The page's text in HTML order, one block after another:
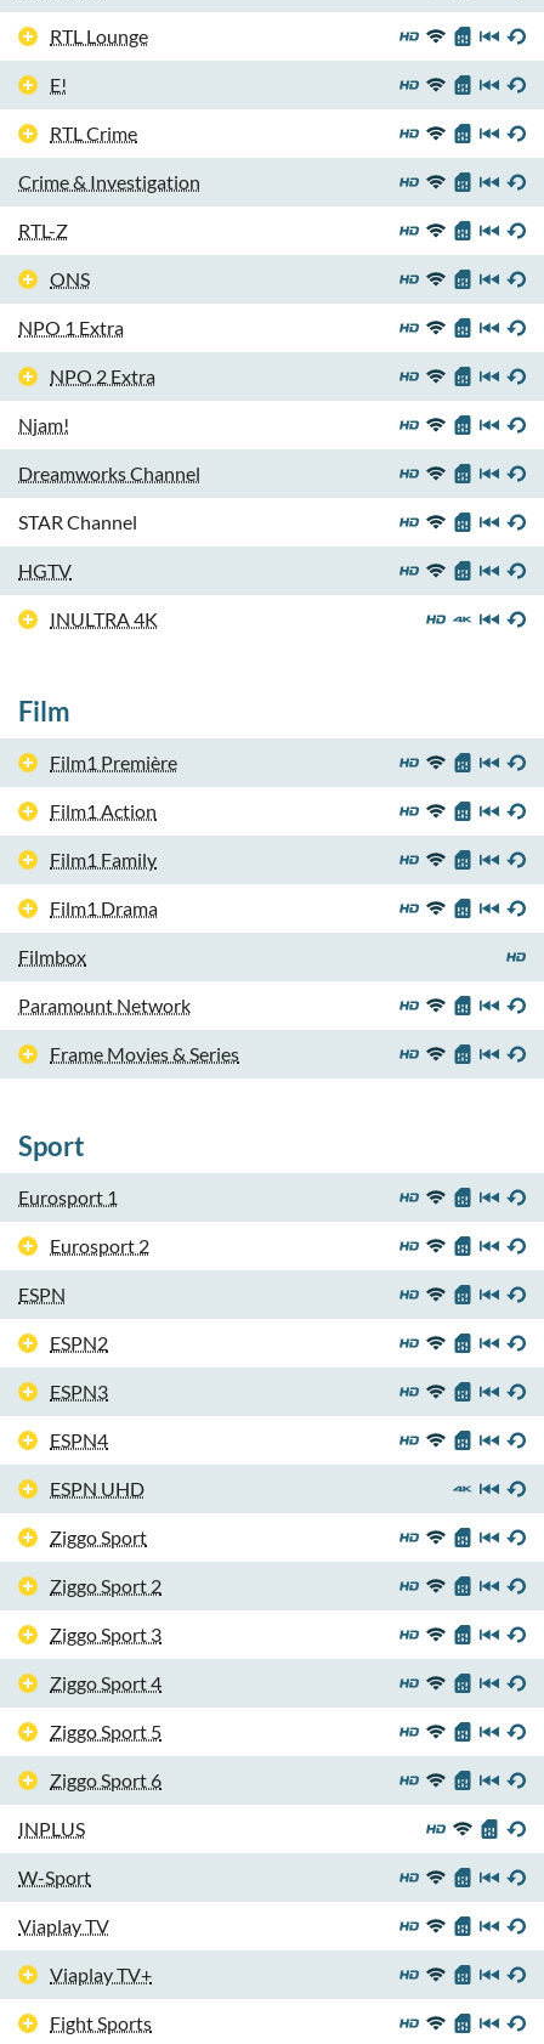
RTL Lounge
E!
RTL Crime
Crime & Investigation
RTL-Z
ONS
NPO 1 Extra
NPO 2 Extra
Njam!
Dreamworks Channel
STAR Channel
HGTV
INULTRA 4K
Film
Film1 Première
Film1 Action
Film1 Family
Film1 Drama
Filmbox
Paramount Network
Frame Movies & Series
Sport
Eurosport 1
Eurosport 2
ESPN
ESPN2
ESPN3
ESPN4
ESPN UHD
Ziggo Sport
Ziggo Sport 2
Ziggo Sport 3
Ziggo Sport 4
Ziggo Sport 5
Ziggo Sport 6
INPLUS
W-Sport
Viaplay TV
Viaplay TV+
Fight Sports